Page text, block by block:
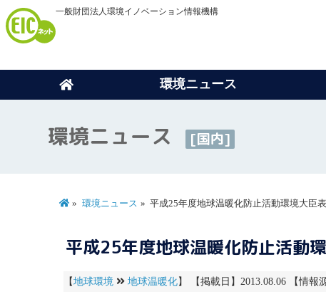
一般財団法人環境イノベーション情報機構
環境ニュース
環境ニュース [国内]
環境ニュース 平成25年度地球温暖化防止活動環境大臣
平成25年度地球温暖化防止活動
【地球環境 地球温暖化】 【掲載日】2013.08.06 【情報